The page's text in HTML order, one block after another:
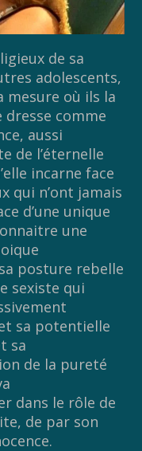
de sa
adolescents,
mesure où ils la
dresse comme
aussi
de l’éternelle
incarne face
qui n’ont jamais
d’une unique
une
posture rebelle
sexiste qui
sa potentielle
sa
de la pureté
dans le rôle de
de par son